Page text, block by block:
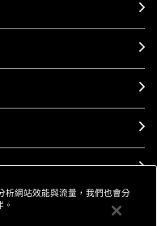
析網站效能與流量，我們也會分